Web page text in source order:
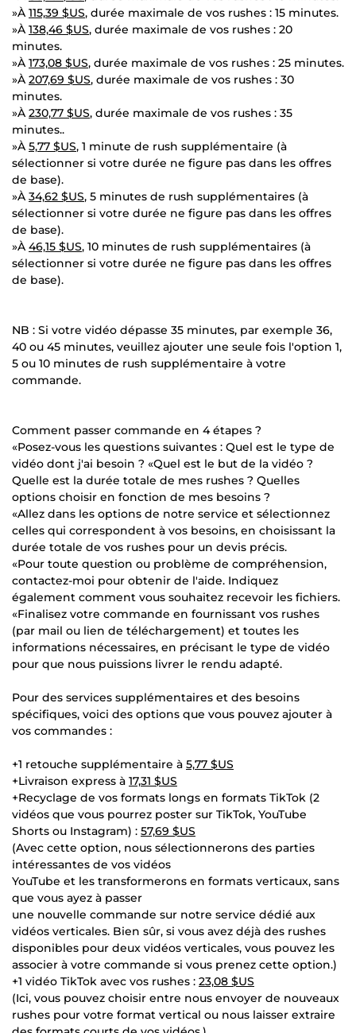
»À 115,39 $US, durée maximale de vos rushes : 15 minutes.
»À 138,46 $US, durée maximale de vos rushes : 20
minutes.
»À 173,08 $US, durée maximale de vos rushes : 25 minutes.
»À 207,69 $US, durée maximale de vos rushes : 30
minutes.
»À 230,77 $US, durée maximale de vos rushes : 35
minutes..
»À 5,77 $US, 1 minute de rush supplémentaire (à
sélectionner si votre durée ne figure pas dans les offres
de base).
»À 34,62 $US, 5 minutes de rush supplémentaires (à
sélectionner si votre durée ne figure pas dans les offres
de base).
»À 46,15 $US, 10 minutes de rush supplémentaires (à
sélectionner si votre durée ne figure pas dans les offres
de base).
NB : Si votre vidéo dépasse 35 minutes, par exemple 36,
40 ou 45 minutes, veuillez ajouter une seule fois l'option 1,
5 ou 10 minutes de rush supplémentaire à votre
commande.
Comment passer commande en 4 étapes ?
«Posez-vous les questions suivantes : Quel est le type de
vidéo dont j'ai besoin ? «Quel est le but de la vidéo ?
Quelle est la durée totale de mes rushes ? Quelles
options choisir en fonction de mes besoins ?
«Allez dans les options de notre service et sélectionnez
celles qui correspondent à vos besoins, en choisissant la
durée totale de vos rushes pour un devis précis.
«Pour toute question ou problème de compréhension,
contactez-moi pour obtenir de l'aide. Indiquez
également comment vous souhaitez recevoir les fichiers.
«Finalisez votre commande en fournissant vos rushes
(par mail ou lien de téléchargement) et toutes les
informations nécessaires, en précisant le type de vidéo
pour que nous puissions livrer le rendu adapté.
Pour des services supplémentaires et des besoins
spécifiques, voici des options que vous pouvez ajouter à
vos commandes :
+1 retouche supplémentaire à 5,77 $US
+Livraison express à 17,31 $US
+Recyclage de vos formats longs en formats TikTok (2
vidéos que vous pourrez poster sur TikTok, YouTube
Shorts ou Instagram) : 57,69 $US
(Avec cette option, nous sélectionnerons des parties
intéressantes de vos vidéos
YouTube et les transformerons en formats verticaux, sans
que vous ayez à passer
une nouvelle commande sur notre service dédié aux
vidéos verticales. Bien sûr, si vous avez déjà des rushes
disponibles pour deux vidéos verticales, vous pouvez les
associer à votre commande si vous prenez cette option.)
+1 vidéo TikTok avec vos rushes : 23,08 $US
(Ici, vous pouvez choisir entre nous envoyer de nouveaux
rushes pour votre format vertical ou nous laisser extraire